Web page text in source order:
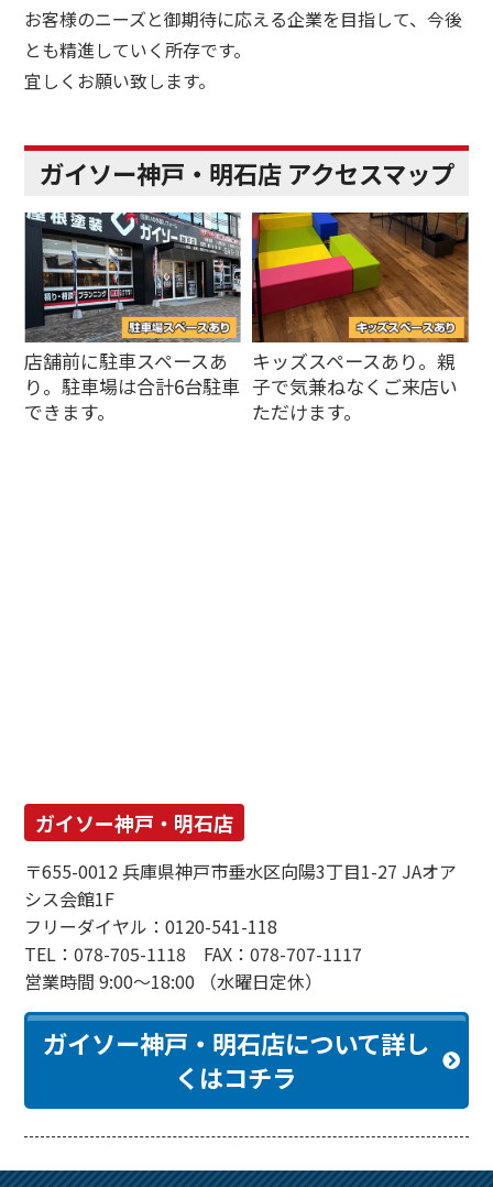
お客様のニーズと御期待に応える企業を目指して、今後
とも精進していく所存です。
宜しくお願い致します。
ガイソー神戸・明石店 アクセスマップ
店舗前に駐車スペースあ
り。駐車場は合計6台駐車
できます。
キッズスペースあり。親
子で気兼ねなくご来店い
ただけます。
ガイソー神戸・明石店
〒655-0012 兵庫県神戸市垂水区向陽3丁目1-27 JAオア
シス会館1F
フリーダイヤル：0120-541-118
TEL：078-705-1118 FAX：078-707-1117
営業時間 9:00～18:00 （水曜日定休）
ガイソー神戸・明石店について詳し
くはコチラ